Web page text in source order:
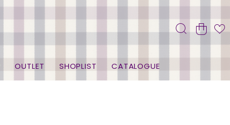
OUTLET SHOPLIST CATALOGUE